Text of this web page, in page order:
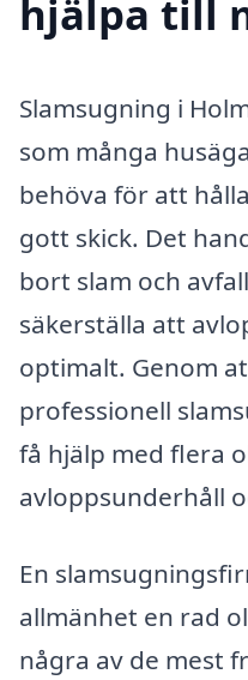
hjälpa till
Slamsugning i
som många
behöva för att
gott skick. Det
bort slam och
säkerställa att
optimalt. Genom
professionell
få hjälp med flera
avloppsunderhåll
En
allmänhet en rad
några av de mest